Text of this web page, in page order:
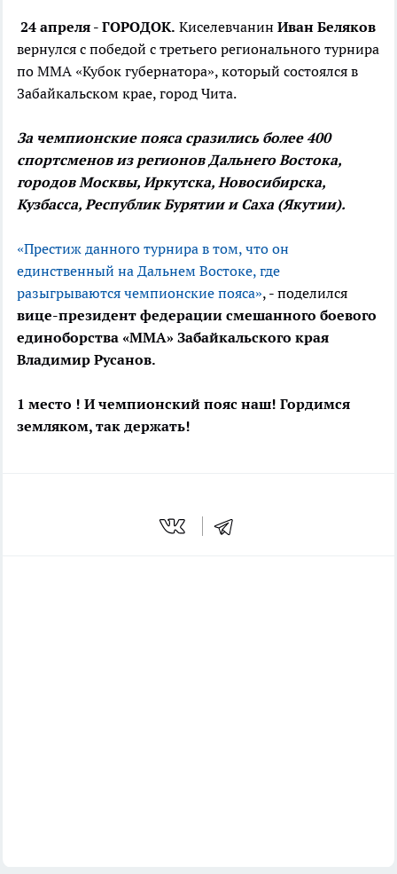
24 апреля - ГОРОДОК. Киселевчанин Иван Беляков
вернулся с победой с третьего регионального турнира
по ММА «Кубок губернатора», который состоялся в
Забайкальском крае, город Чита.
За чемпионские пояса сразились более 400
спортсменов из регионов Дальнего Востока,
городов Москвы, Иркутска, Новосибирска,
Кузбасса, Республик Бурятии и Саха (Якутии).
«Престиж данного турнира в том, что он
единственный на Дальнем Востоке, где
разыгрываются чемпионские пояса», - поделился
вице-президент федерации смешанного боевого
единоборства «ММА» Забайкальского края
Владимир Русанов.
1 место ! И чемпионский пояс наш! Гордимся
земляком, так держать!